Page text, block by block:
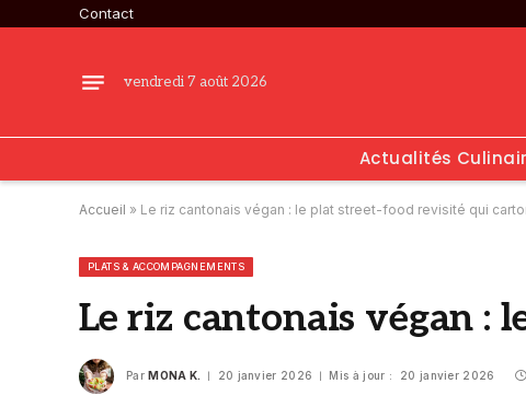
Contact
vendredi 7 août 2026
Actualités
Accueil » Le riz cantonais végan : le plat street-food revisité qui
PLATS & ACCOMPAGNEMENTS
Le riz cantonais végan :
Par MONA K. 20 janvier 2026 Mis à jour : 20 janvier 2026